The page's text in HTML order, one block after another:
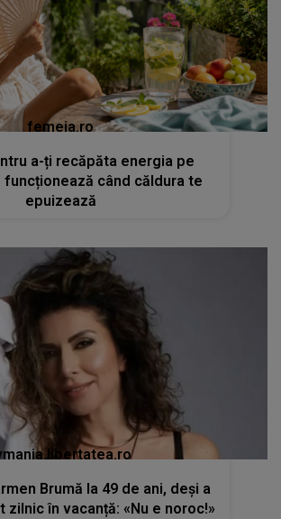
femeia.ro
a-ți recăpăta energia pe
funcționează când căldura te
epuizează
Brumă la 49 de ani, deși a
zilnic în vacanță: «Nu e noroc!»